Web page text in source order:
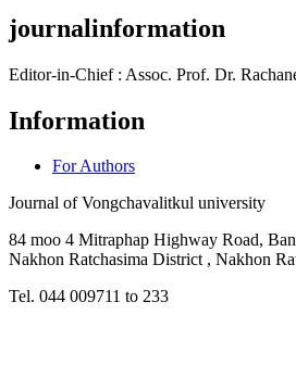
journalinformation
Editor-in-Chief : Assoc. Prof. Dr.
Information
For Authors
Journal of Vongchavalitkul university
84 moo 4 Mitraphap Highway Road,
Nakhon Ratchasima District , Nakhon
Tel. 044 009711 to 233